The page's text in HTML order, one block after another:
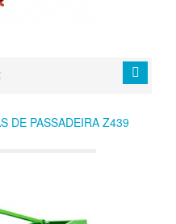
DE PASSADEIRA Z439